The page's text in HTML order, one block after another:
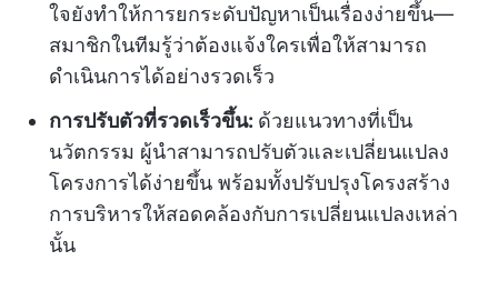
ใจยังทำให้การยกระดับปัญหาเป็นเรื่องง่ายขึ้น—
สมาชิกในทีมรู้ว่าต้องแจ้งใครเพื่อให้สามารถ
ดำเนินการได้อย่างรวดเร็ว
การปรับตัวที่รวดเร็วขึ้น: ด้วยแนวทางที่เป็น
นวัตกรรม ผู้นำสามารถปรับตัวและเปลี่ยนแปลง
โครงการได้ง่ายขึ้น พร้อมทั้งปรับปรุงโครงสร้าง
การบริหารให้สอดคล้องกับการเปลี่ยนแปลงเหล่า
นั้น